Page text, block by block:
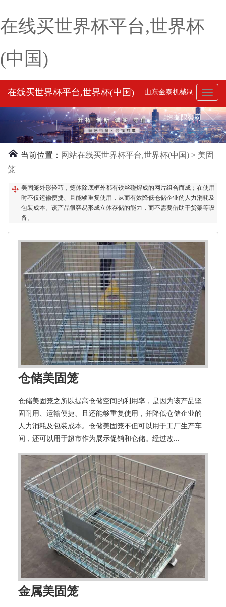
在线买世界杯平台,世界杯
(中国)
Toggle
在线买世界杯平台,世界杯(中国) 山东金泰机械制
造有限公司
当前位置： 网站在线买世界杯平台,世界杯(中国) > 美固
笼
美固笼外形轻巧，笼体除底框外都有铁丝碰焊成的网片组合而成；在使用
时不仅运输便捷、且能够重复使用，从而有效降低仓储企业的人力消耗及
包装成本。该产品很容易形成立体存储的能力，而不需要借助于货架等设
备。
仓储美固笼
仓储美固笼之所以提高仓储空间的利用率，是因为该产品坚
固耐用、运输便捷、且还能够重复使用，并降低仓储企业的
人力消耗及包装成本。仓储美固笼不但可以用于工厂生产车
间，还可以用于超市作为展示促销和仓储。经过改...
金属美固笼